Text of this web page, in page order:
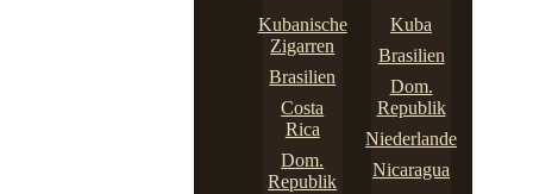
Kubanische
Zigarren
Brasilien
Costa
Rica
Dom.
Republik
Kuba
Brasilien
Dom.
Republik
Niederlande
Nicaragua